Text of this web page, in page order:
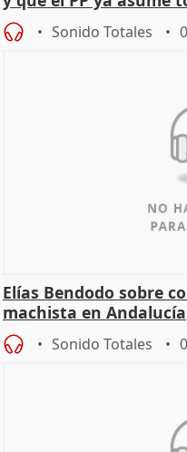
Sonido Totales
Elías Bendodo sobre
machista en Andalucía
Sonido Totales